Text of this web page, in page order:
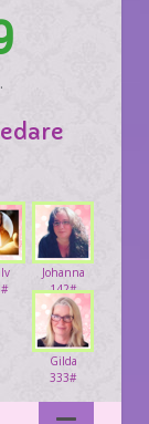
Johanna
142#
Gilda
333#